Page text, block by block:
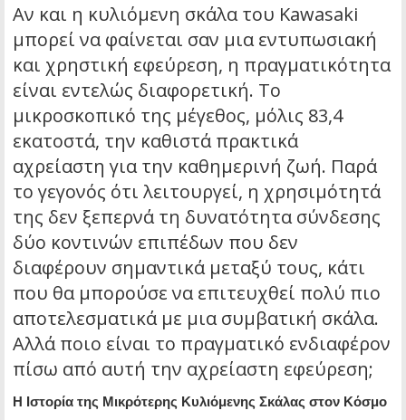
Αν και η κυλιόμενη σκάλα του Kawasaki
μπορεί να φαίνεται σαν μια εντυπωσιακή
και χρηστική εφεύρεση, η πραγματικότητα
είναι εντελώς διαφορετική. Το
μικροσκοπικό της μέγεθος, μόλις 83,4
εκατοστά, την καθιστά πρακτικά
αχρείαστη για την καθημερινή ζωή. Παρά
το γεγονός ότι λειτουργεί, η χρησιμότητά
της δεν ξεπερνά τη δυνατότητα σύνδεσης
δύο κοντινών επιπέδων που δεν
διαφέρουν σημαντικά μεταξύ τους, κάτι
που θα μπορούσε να επιτευχθεί πολύ πιο
αποτελεσματικά με μια συμβατική σκάλα.
Αλλά ποιο είναι το πραγματικό ενδιαφέρον
πίσω από αυτή την αχρείαστη εφεύρεση;
Η Ιστορία της Μικρότερης Κυλιόμενης Σκάλας στον Κόσμο